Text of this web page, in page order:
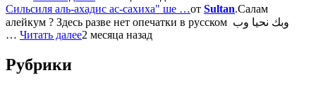
Сильсиля аль-ахадис ас-сахиха" ше …от Sultan.Салам
алейкум ? Здесь разве нет опечатки в русском وبك نحيا وب
… Читать далее2 месяца назад
Рубрики